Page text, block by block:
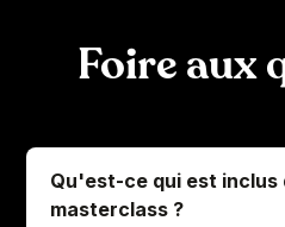
Foire aux
Qu'est-ce qui est inclus
masterclass ?